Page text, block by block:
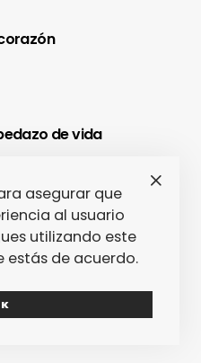
de vida
convirtió a Ourense en
Britannia
confirma que Paredes
no fue un festival, sino
asegurar que
al usuario
utilizando este
estás de acuerdo.